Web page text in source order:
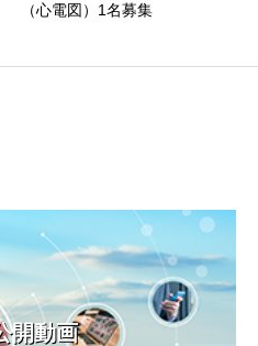
（心電図）1名募集
開動画